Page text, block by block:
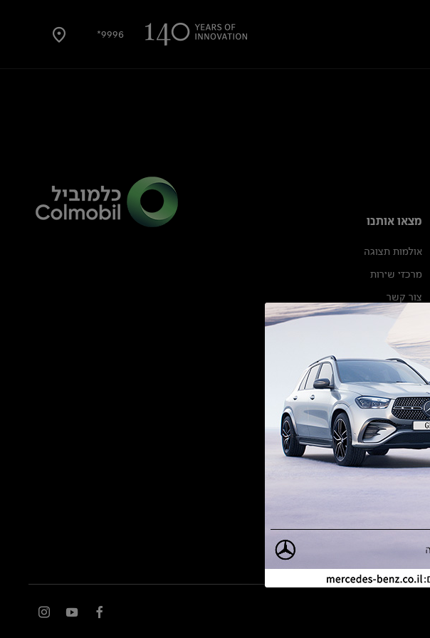
9996*
מצאו אותנו
אולמות תצוגה
מרכזי שירות
צור קשר